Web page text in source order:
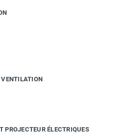
VENTILATION
PROJECTEUR ÉLECTRIQUES